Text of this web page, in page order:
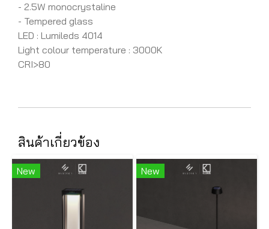
- 2.5W monocrystaline
- Tempered glass
LED : Lumileds 4014
Light colour temperature : 3000K
CRI>80
สินค้าเกี่ยวข้อง
New New